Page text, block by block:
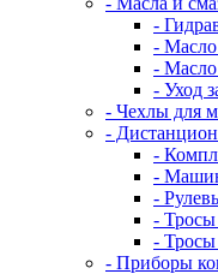
-
- Масло
- Масло
- Уход
- Чехлы для
-
-
-
-
- Тросы
- Тросы
- Приборы